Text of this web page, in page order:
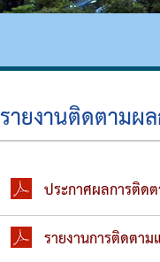
ความก้าวหน้า
หนังสือราชก
ข่าวประชาสัม
สถิติข้อมูลก
รายงานติดตามผ
ประกาศผลการติด
รายงานการติดตา